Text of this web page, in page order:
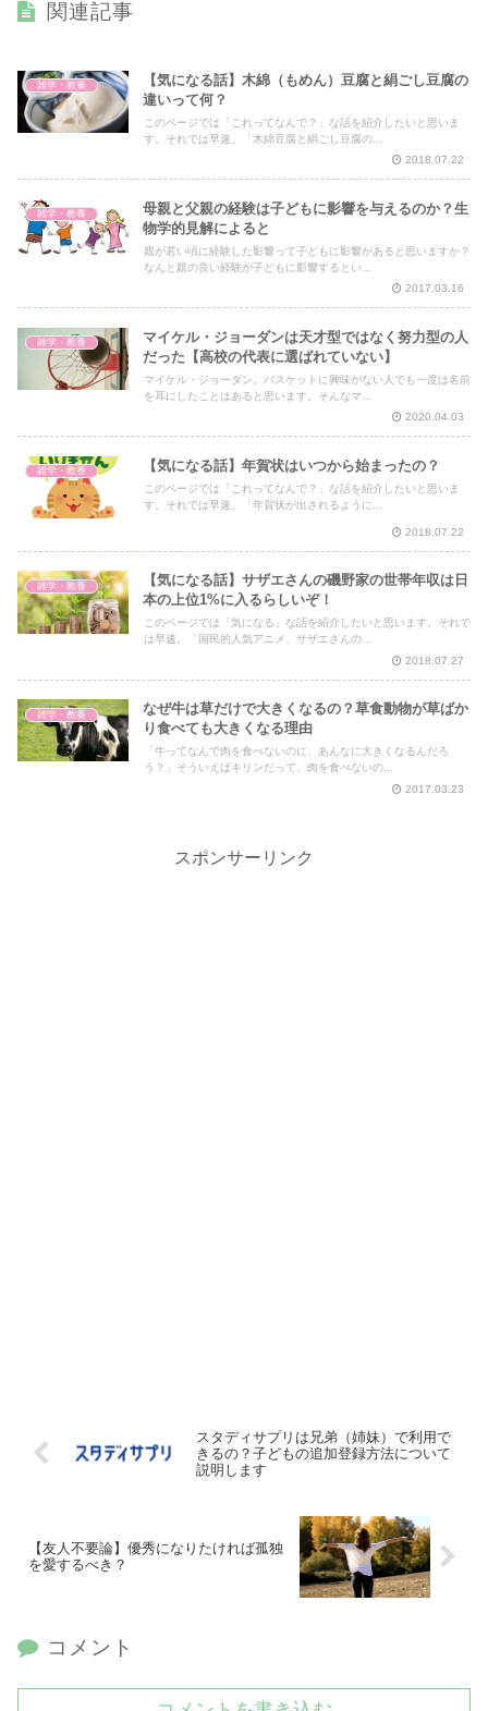
関連記事
雑学・教養
【気になる話】木綿（もめん）豆腐と絹ごし豆腐の
違いって何？
このページでは「これってなんで？」な話を紹介したいと思いま
す。それでは早速、「木綿豆腐と絹ごし豆腐の...
2018.07.22
雑学・教養
母親と父親の経験は子どもに影響を与えるのか？生
物学的見解によると
親が若い頃に経験した影響って子どもに影響があると思いますか？
なんと親の良い経験が子どもに影響するとい...
2017.03.16
雑学・教養
マイケル・ジョーダンは天才型ではなく努力型の人
だった【高校の代表に選ばれていない】
マイケル・ジョーダン。バスケットに興味がない人でも一度は名前
を耳にしたことはあると思います。そんなマ...
2020.04.03
雑学・教養 【気になる話】年賀状はいつから始まったの？
このページでは「これってなんで？」な話を紹介したいと思いま
す。それでは早速、「年賀状が出されるように...
2018.07.22
雑学・教養
【気になる話】サザエさんの磯野家の世帯年収は日
本の上位1%に入るらしいぞ！
このページでは「気になる」な話を紹介したいと思います。それで
は早速。「国民的人気アニメ、サザエさんの...
2018.07.27
雑学・教養
なぜ牛は草だけで大きくなるの？草食動物が草ばか
り食べても大きくなる理由
「牛ってなんで肉を食べないのに、あんなに大きくなるんだろ
う？」そういえばキリンだって、肉を食べないの...
2017.03.23
スポンサーリンク
スタディサプリは兄弟（姉妹）で利用で
きるの？子どもの追加登録方法について
説明します
【友人不要論】優秀になりたければ孤独
を愛するべき？
コメント